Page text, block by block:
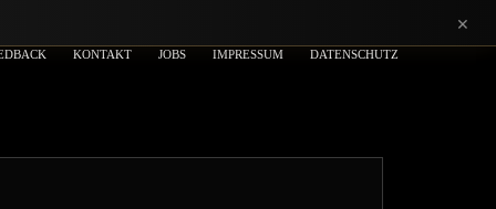
KONTAKT JOBS IMPRESSUM DATENSCHUTZ
×